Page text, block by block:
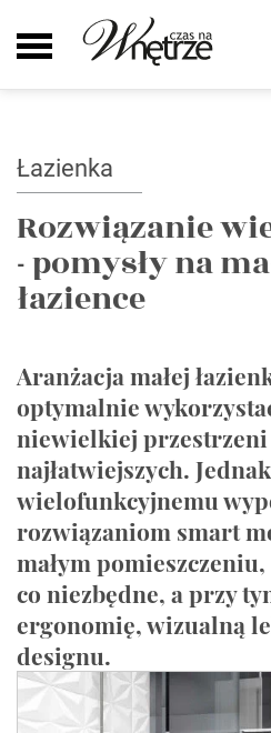
Łazienka
Rozwiązanie
- pomysły na
łazience
Aranżacja małej
optymalnie
niewielkiej przestrzeni
najłatwiejszych.
wielofunkcyjnemu
rozwiązaniom smart
małym
co niezbędne, a przy
ergonomię, wizualną
designu.